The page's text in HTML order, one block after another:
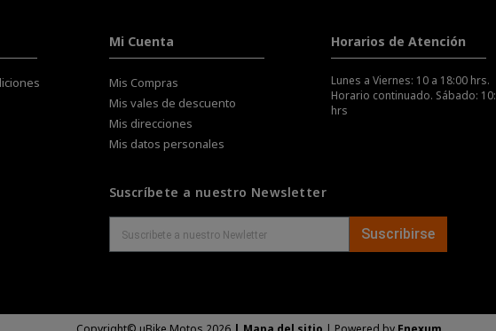
Mi Cuenta
Mis Compras
Mis vales de descuento
Mis direcciones
Mis datos personales
Horarios de Atención
Lunes a Viernes: 10 a 18:00 hrs.
Horario continuado. Sábado:
hrs
Suscríbete a nuestro Newsletter
Suscribirse